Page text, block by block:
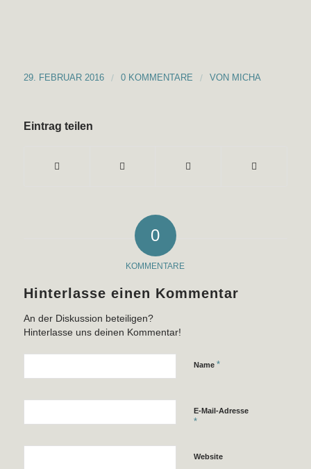
29. FEBRUAR 2016 / 0 KOMMENTARE / VON MICHA
Eintrag teilen
0
KOMMENTARE
Hinterlasse einen Kommentar
An der Diskussion beteiligen?
Hinterlasse uns deinen Kommentar!
Name *
E-Mail-Adresse
*
Website